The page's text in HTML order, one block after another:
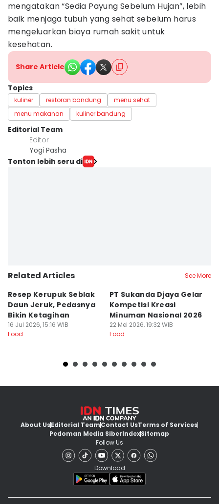
mengatakan “Sedia Payung Sebelum Hujan”, lebih
baik menjaga tubuh yang sehat sebelum harus
mengeluarkan biaya rumah sakit untuk
kesehatan.
Share Article
Topics
kuliner restoran bandung
menu sehat
menu makanan
kuliner bandung
Editorial Team
Editor
Yogi Pasha
Tonton lebih seru di
Related Articles See More
Resep Kerupuk Seblak
Daun Jeruk, Pedasnya
Bikin Ketagihan
16 Jul 2026, 15:16 WIB
Food
PT Sukanda Djaya Gelar
Kompetisi Kreasi
Minuman Nasional 2026
22 Mei 2026, 19:32 WIB
Food
About UsEditorial TeamContact UsTerms of Services
Pedoman Media SiberIndexSitemap
Follow Us
Download